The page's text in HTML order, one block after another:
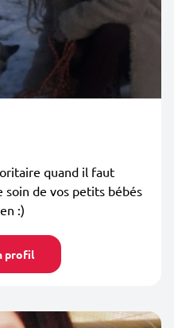
quand il faut
soin de vos petits bébés
:)
profil